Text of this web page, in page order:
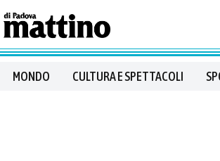
MONDO CULTURA E SPETTACOLI